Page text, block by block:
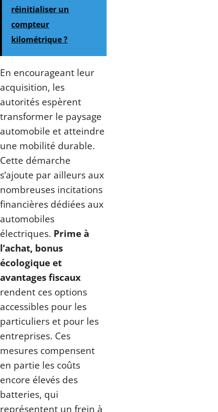
réinitialiser un
compteur
kilométrique ?
En encourageant leur
acquisition, les
autorités espèrent
transformer le paysage
automobile et atteindre
une mobilité durable.
Cette démarche
s’ajoute par ailleurs aux
nombreuses incitations
financières dédiées aux
automobiles
électriques. Prime à
l’achat, bonus
écologique et
avantages fiscaux
rendent ces options
accessibles pour les
particuliers et pour les
entreprises. Ces
mesures compensent
en partie les coûts
encore élevés des
batteries, qui
représentent un frein à